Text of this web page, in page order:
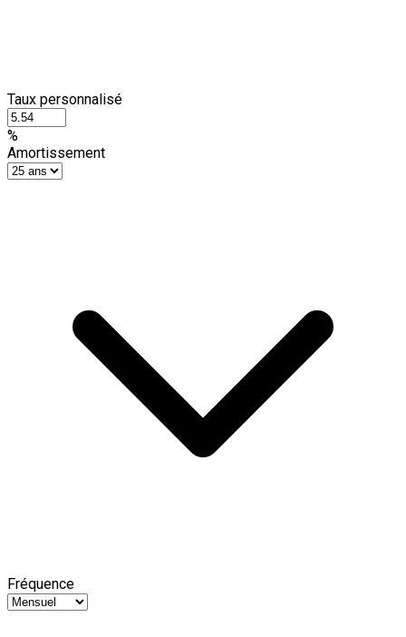
Taux personnalisé
%
Amortissement
Fréquence